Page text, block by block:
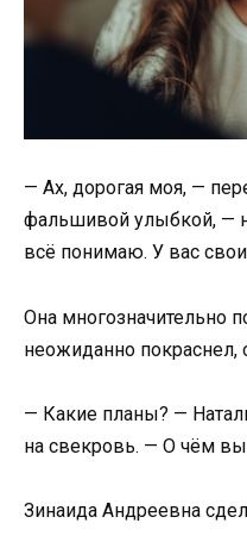
— Ах, дорогая моя, —
фальшивой улыбкой, —
всё понимаю. У вас
Она многозначительно
неожиданно покраснел,
— Какие планы? —
на свекровь. — О чём
Зинаида Андреевна